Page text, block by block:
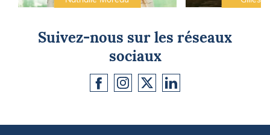
Suivez-nous sur les réseaux
sociaux